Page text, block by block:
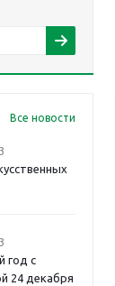
Все новости
год с
24 декабря